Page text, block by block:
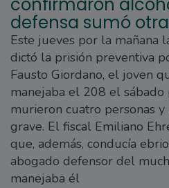
confirmaron
defensa sumó
Este jueves por la mañana
dictó la prisión preventiva
Fausto Giordano, el joven
manejaba el 208 el sábado
murieron cuatro personas
grave. El fiscal Emiliano
que, además, conducía
abogado defensor del
manejaba él